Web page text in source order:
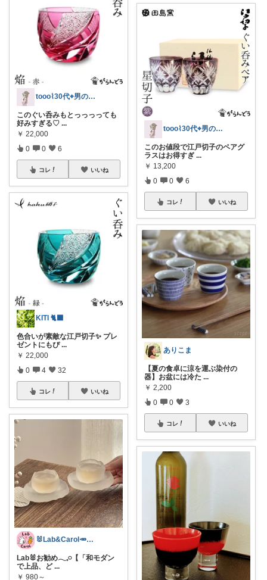
tooo⌇30代⌖男の子のママ👦🏻
このぐい呑みもとっっっっても
好みすぎる♡ ...
￥ 22,000
0 0 6
コレ いいね
KITI 🐈‍⬛
色合いが素敵な江戸切子✨ プレ
ゼントにもぴ ...
￥ 22,000
0 4 32
コレ いいね
🐰Lab&Carol🥕のｲﾝﾃﾘｱ
Lab🐰お勧め𓂃𓈒𓏸【「和モダン
で上品、ど ...
￥ 980～
tooo⌇30代⌖男の子のママ👦🏻
このお値段で江戸切子のペアグ
ラスはお得すぎ ...
￥ 13,200
0 0 6
コレ いいね
ありこま
【夏の食卓に涼を運ぶ染付の
器】お盆には冷た ...
￥ 2,200
0 0 3
コレ いいね